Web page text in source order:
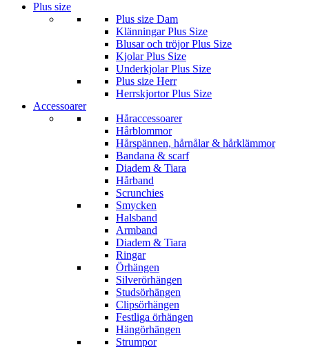
Plus size
Plus size Dam
Klänningar Plus Size
Blusar och tröjor Plus Size
Kjolar Plus Size
Underkjolar Plus Size
Plus size Herr
Herrskjortor Plus Size
Accessoarer
Håraccessoarer
Hårblommor
Hårspännen, hårnålar & hårklämmor
Bandana & scarf
Diadem & Tiara
Hårband
Scrunchies
Smycken
Halsband
Armband
Diadem & Tiara
Ringar
Örhängen
Silverörhängen
Studsörhängen
Clipsörhängen
Festliga örhängen
Hängörhängen
Strumpor